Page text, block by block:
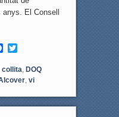
El Consell
F
c
e
b
o
o
T
i
t
t
e
r
collita, DOQ
, vi